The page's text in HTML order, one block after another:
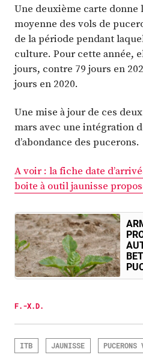
Une deuxième carte
moyenne des vols de
de la période pendant
culture. Pour cette année,
jours, contre 79 jours en
jours en 2020.
Une mise à jour de ces
mars avec une intégration
d’abondance des pucerons.
A voir : la fiche date
boite à outil jaunisse
F.-X.D.
ITB JAUNISSE PUCERONS